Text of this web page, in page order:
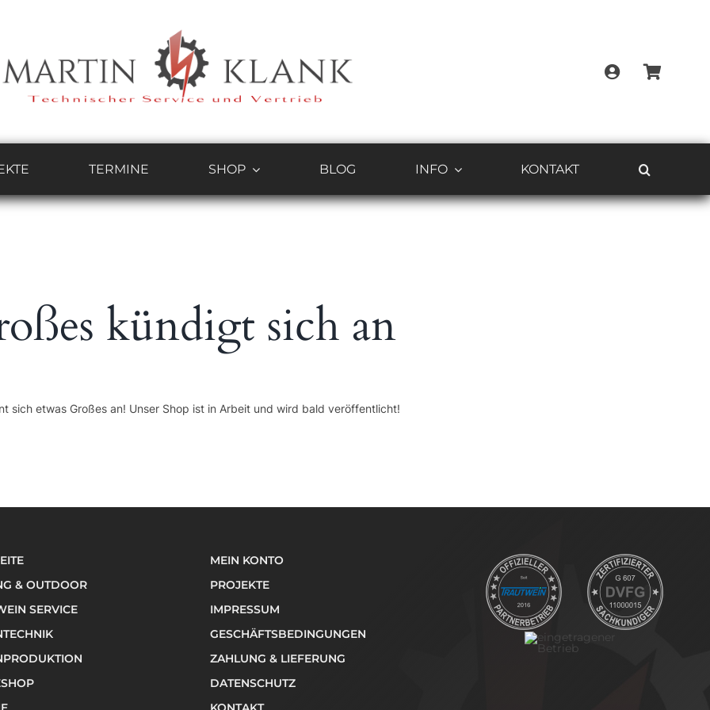
TERMINE SHOP BLOG INFO KONTAKT
kündigt sich an
sich etwas Großes an! Unser Shop ist in Arbeit und wird bald veröffentlicht!
& OUTDOOR
SERVICE
MEIN KONTO
PROJEKTE
IMPRESSUM
GESCHÄFTSBEDINGUNGEN
ZAHLUNG & LIEFERUNG
DATENSCHUTZ